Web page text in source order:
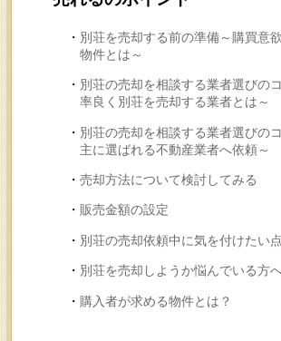
別荘を売却する前の準備～購買意
物件とは～
別荘の売却を相談する業者選びの
率良く別荘を売却する業者とは～
別荘の売却を相談する業者選びの
主に選ばれる不動産業者へ依頼～
売却方法について検討してみる
販売金額の設定
別荘の売却依頼中に気を付けたい点
別荘を売却しようか悩んでいる方
購入者が求める物件とは？